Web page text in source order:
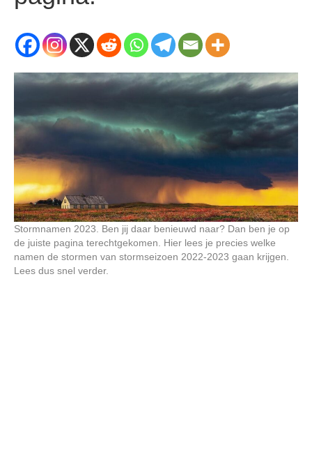
Stormnamen 2023. Ben jij daar benieuwd naar? Dan ben je op
de juiste pagina terechtgekomen. Hier lees je precies welke
namen de stormen van stormseizoen 2022-2023 gaan krijgen.
Lees dus snel verder.